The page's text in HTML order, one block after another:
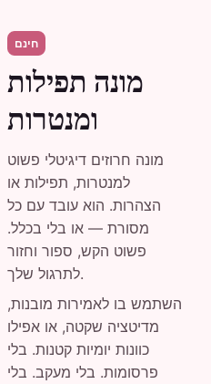
חינם
מונה תפילות
ומנטרות
מונה חרוזים דיגיטלי פשוט
למנטרות, תפילות או
הצהרות. הוא עובד עם כל
מסורת — או בלי בכלל.
פשוט הקש, ספור וחזור
לתרגול שלך.
השתמש בו לאמירות מובנות,
מדיטציה שקטה, או אפילו
כוונות יומיות קטנות. בלי
פרסומות. בלי מעקב. בלי